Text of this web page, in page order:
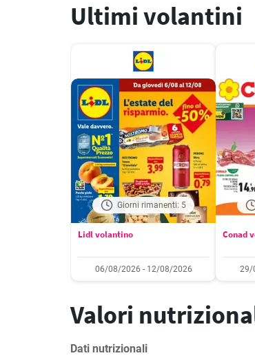
Ultimi volantini
Giorni rimanenti: 5
Lidl volantino
06/08/2026 - 12/08/2026
Conad
29/
Valori
Dati nutrizionali